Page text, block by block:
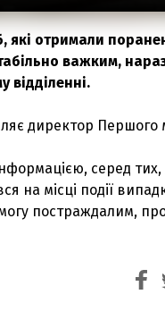
які отримали
важким,
відділенні.
директор
серед тих,
на місці події
постраждалим,